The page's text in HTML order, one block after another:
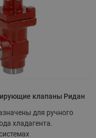
клапаны Ридан
для ручного
хладагента.